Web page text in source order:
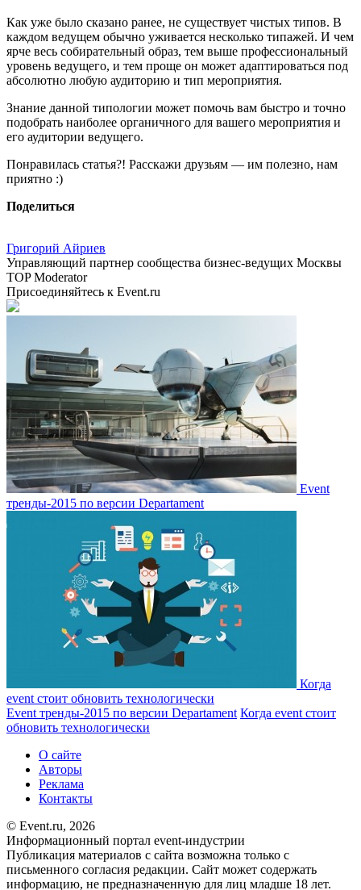
Как уже было сказано ранее, не существует чистых типов. В
каждом ведущем обычно уживается несколько типажей. И чем
ярче весь собирательный образ, тем выше профессиональный
уровень ведущего, и тем проще он может адаптироваться под
абсолютно любую аудиторию и тип мероприятия.
Знание данной типологии может помочь вам быстро и точно
подобрать наиболее органичного для вашего мероприятия и
его аудитории ведущего.
Понравилась статья?! Расскажи друзьям — им полезно, нам
приятно :)
Поделиться
Григорий Айриев
Управляющий партнер сообщества бизнес-ведущих Москвы
TOP Moderator
Присоединяйтесь к Event.ru
Event
тренды-2015 по версии Departament
Когда
event стоит обновить технологически
Event тренды-2015 по версии Departament Когда event стоит
обновить технологически
О сайте
Авторы
Реклама
Контакты
© Event.ru, 2026
Информационный портал event-индустрии
Публикация материалов с сайта возможна только с
письменного согласия редакции. Сайт может содержать
информацию, не предназначенную для лиц младше 18 лет.